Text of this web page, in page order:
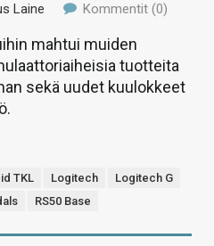
Laine Kommentit (0)
mahtui muiden
tuotteita
sekä uudet kuulokkeet
TKL Logitech
Logitech G
RS50 Base